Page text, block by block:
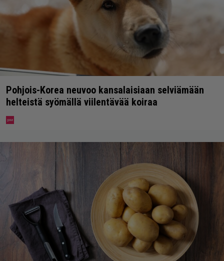
Pohjois-Korea neuvoo kansalaisiaan selviämään
helteistä syömällä viilentävää koiraa